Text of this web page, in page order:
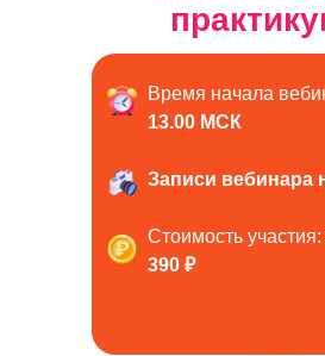
Время начала
13.00 МСК
Записи вебинара
Стоимость участия:
390 ₽